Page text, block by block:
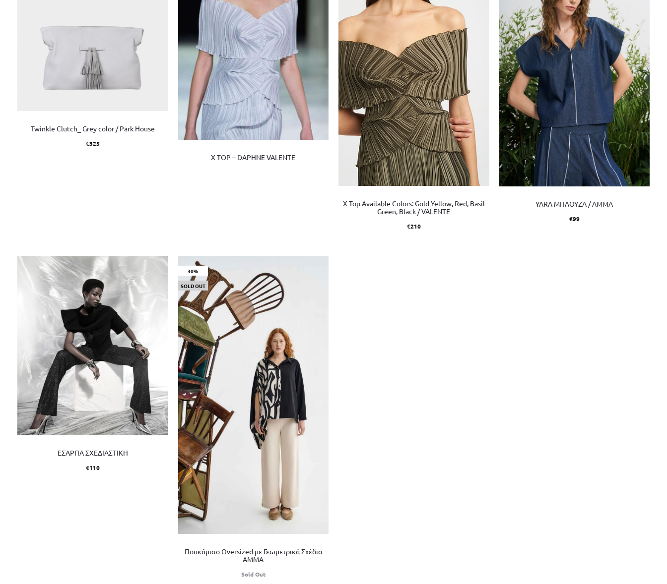
Twinkle Clutch_ Grey color / Park House
€325
X TOP – DAPHNE VALENTE
X Top Available Colors: Gold Yellow, Red, Basil
Green, Black / VALENTE
€210
YARA ΜΠΛΟΥΖΑ / AMMA
€99
ΕΣΑΡΠΑ ΣΧΕΔΙΑΣΤΙΚΗ
€110
30%
SOLD OUT
Πουκάμισο Oversized με Γεωμετρικά Σχέδια
AMMA
Sold Out